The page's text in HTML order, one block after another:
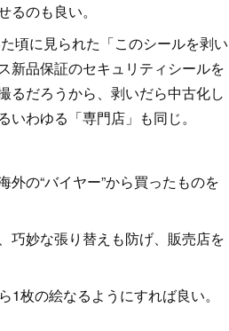
のも良い。
頃に見られた「このシールを剥い
新品保証のセキュリティシールを
るだろうから、剥いだら中古化し
わゆる「専門店」も同じ。
の“バイヤー”から買ったものを
巧妙な張り替えも防げ、販売店を
枚の絵なるようにすれば良い。